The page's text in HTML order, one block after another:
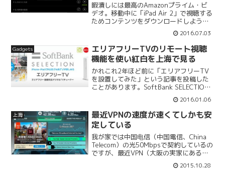
暇潰しには最高のAmazonプライム・ビ
デオ。移動中に「iPad Air 2」で視聴する
ためコンテンツをダウンロードしようと
したら…上記のようなメッセージが出て
きてしまいました。ダウンロードエラー
「コンテンツの題名」のダウンロード中
に問題が...
2016.07.03
Gadgets
エリアフリーTVのリモート視聴
機能を使い紅白を上海で見る
かれこれ2年ほど前に「エリアフリーTV
を設置してみた」という記事を投稿した
ことがあります。SoftBank SELECTION
で購入した「エリアフリー 録画対応デジ
タルTVチューナー SB-TV04-WRIP」を
実家の大阪に設置しているので...
2016.01.06
上海
最近VPNの速度が速くてしかも安
定している
我が家では中国电信（中国電信、China
Telecom）の光50Mbpsで契約しているの
ですが、最近VPN（大阪の実家にある
NTTホームゲートウェイのVPNサーバに
接続）の調子いいので速度測定してみた
2015.10.28